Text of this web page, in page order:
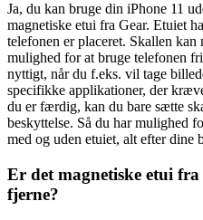
Ja, du kan bruge din iPhone 11
magnetiske etui fra Gear. Etuiet
telefonen er placeret. Skallen
mulighed for at bruge telefonen
nyttigt, når du f.eks. vil tage
specifikke applikationer, der
du er færdig, kan du bare sætte
beskyttelse. Så du har mulighed
med og uden etuiet, alt efter dine
Er det magnetiske etui
fjerne?